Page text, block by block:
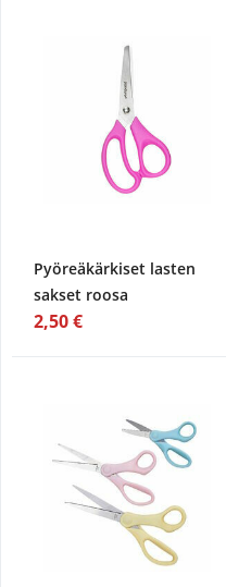
Pyöreäkärkiset lasten
sakset roosa
2,50 €